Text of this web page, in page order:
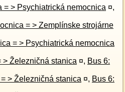
Bus 6: Železničná stanica = > Psychiatrická nemocnica ¤,
Bus 6: Psychiatrická nemocnica = > Zemplínske strojárne
nemocnica
= > Sídlisko SNP, bl. A5 = > Železničná stanica ¤, Bus 6:
Psychiatrická nemocnica = > Železničná stanica ¤, Bus 6: